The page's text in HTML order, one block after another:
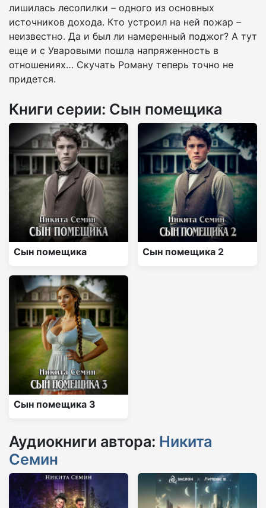
лишилась лесопилки – одного из основных
источников дохода. Кто устроил на ней пожар –
неизвестно. Да и был ли намеренный поджог? А тут
еще и с Уваровыми пошла напряженность в
отношениях… Скучать Роману теперь точно не
придется.
Книги серии: Сын помещика
Сын помещика Сын помещика 2
Сын помещика 3
Аудиокниги автора: Никита
Семин